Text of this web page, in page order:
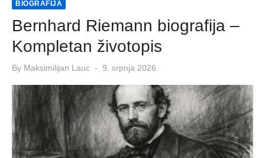
BIOGRAFIJA
Bernhard Riemann biografija –
Kompletan životopis
By Maksimilijan Lauc
Posted
9. srpnja 2026.